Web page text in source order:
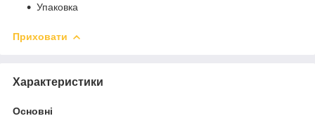
Упаковка
Приховати
Характеристики
Основні